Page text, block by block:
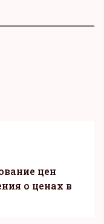
цен
о ценах в